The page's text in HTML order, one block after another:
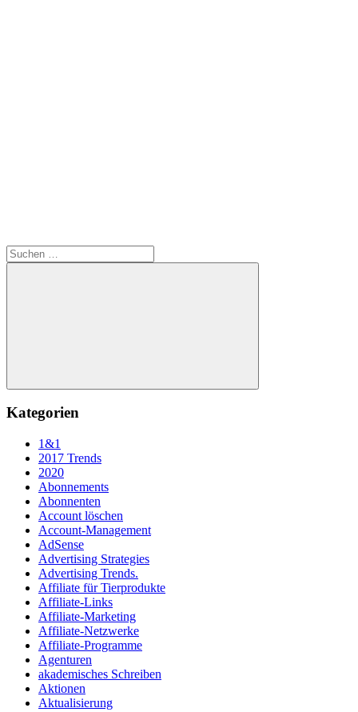
Suchen
nach:
Suchen
Kategorien
1&1
2017 Trends
2020
Abonnements
Abonnenten
Account löschen
Account-Management
AdSense
Advertising Strategies
Advertising Trends.
Affiliate für Tierprodukte
Affiliate-Links
Affiliate-Marketing
Affiliate-Netzwerke
Affiliate-Programme
Agenturen
akademisches Schreiben
Aktionen
Aktualisierung